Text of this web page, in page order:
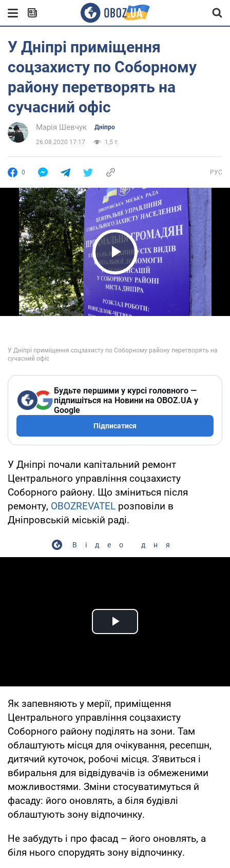
У Дніпрі приміщення
соцзахисту по Соборному
району перетворять на
сучасний офіс
Марія Шевчук Дніпро
26.08.2020 17:17 1,5 т.
0 РУС
Play Video
Будьте першими у курсі головного —
підпишіться на Новини на OBOZ.UA у
Google
Підписатися
У Дніпрі почали капітальний ремонт
Центрального управління соцзахисту
Соборного району. Що зміниться після
ремонту, OBOZREVATEL розповіли в
Дніпровській міській раді.
Відео дня
Play Video
Як запевняють у мерії, приміщення
Центрального управління соцзахисту
Соборного району поділять на зони. Там
облаштують місця для очікування, ресепшн,
дитячий куточок, робочі місця. З'явиться і
вбиральня для відвідувачів із обмеженими
можливостями. Зміни стосуватимуться й
фасаду: його оновлять, а біля будівлі
облаштують зону відпочинку.
Не забудуть і про фасад – його оновлять, а
біля нього спорудять зону відпочинку.